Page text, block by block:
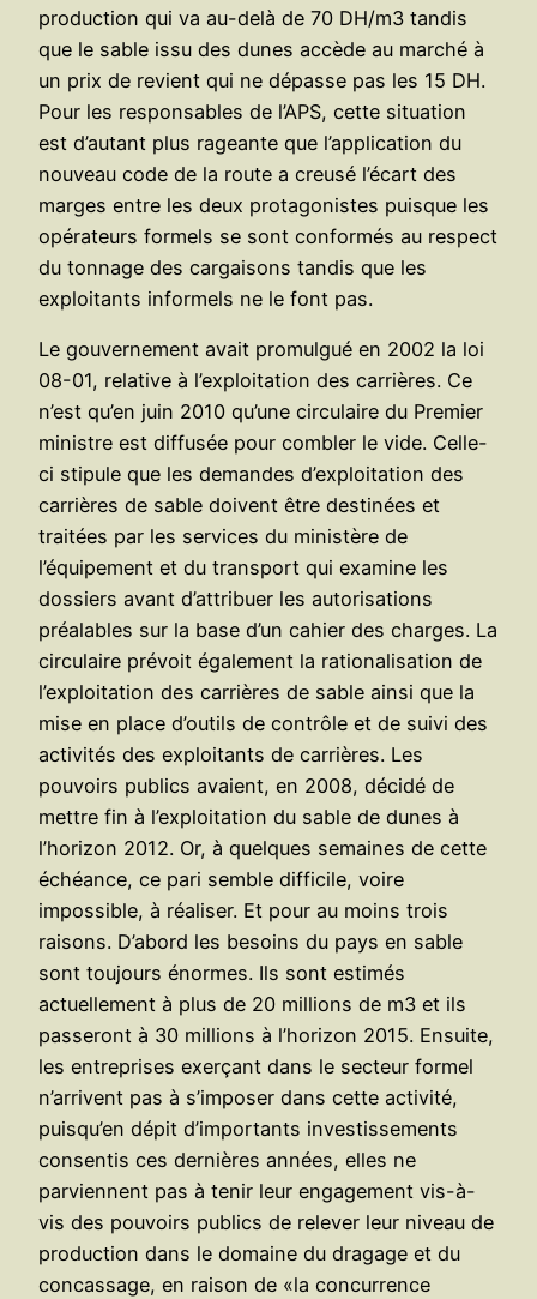
production qui va au-delà de 70 DH/m3 tandis
que le sable issu des dunes accède au marché à
un prix de revient qui ne dépasse pas les 15 DH.
Pour les responsables de l’APS, cette situation
est d’autant plus rageante que l’application du
nouveau code de la route a creusé l’écart des
marges entre les deux protagonistes puisque les
opérateurs formels se sont conformés au respect
du tonnage des cargaisons tandis que les
exploitants informels ne le font pas.
Le gouvernement avait promulgué en 2002 la loi
08-01, relative à l’exploitation des carrières. Ce
n’est qu’en juin 2010 qu’une circulaire du Premier
ministre est diffusée pour combler le vide. Celle-
ci stipule que les demandes d’exploitation des
carrières de sable doivent être destinées et
traitées par les services du ministère de
l’équipement et du transport qui examine les
dossiers avant d’attribuer les autorisations
préalables sur la base d’un cahier des charges. La
circulaire prévoit également la rationalisation de
l’exploitation des carrières de sable ainsi que la
mise en place d’outils de contrôle et de suivi des
activités des exploitants de carrières. Les
pouvoirs publics avaient, en 2008, décidé de
mettre fin à l’exploitation du sable de dunes à
l’horizon 2012. Or, à quelques semaines de cette
échéance, ce pari semble difficile, voire
impossible, à réaliser. Et pour au moins trois
raisons. D’abord les besoins du pays en sable
sont toujours énormes. Ils sont estimés
actuellement à plus de 20 millions de m3 et ils
passeront à 30 millions à l’horizon 2015. Ensuite,
les entreprises exerçant dans le secteur formel
n’arrivent pas à s’imposer dans cette activité,
puisqu’en dépit d’importants investissements
consentis ces dernières années, elles ne
parviennent pas à tenir leur engagement vis-à-
vis des pouvoirs publics de relever leur niveau de
production dans le domaine du dragage et du
concassage, en raison de «la concurrence